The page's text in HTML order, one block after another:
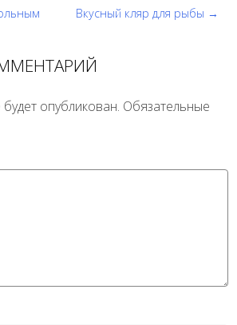
Вкусный кляр для рыбы →
опубликован. Обязательные